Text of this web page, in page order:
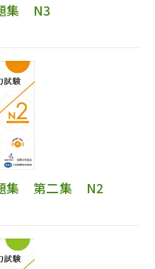
集 N3
題集 第二集 N2